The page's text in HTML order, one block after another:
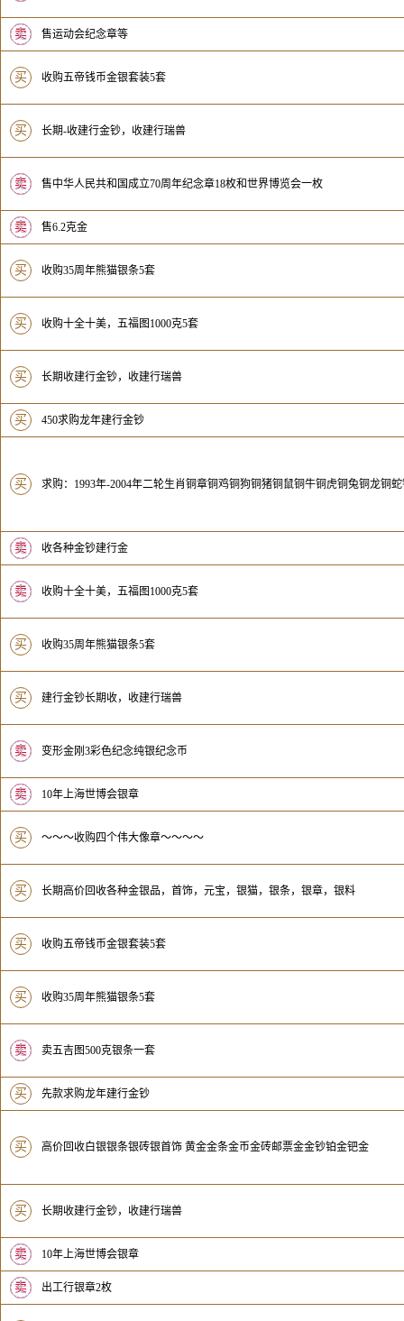
卖
无 售运动会纪念章等
买 收购五帝钱币金银套装5套
买 长期-收建行金钞，收建行瑞兽
卖
无 售中华人民共和国成立70周年纪念章18枚和世界博览会一枚
卖
无 售6.2克金
买 收购35周年熊猫银条5套
买 收购十全十美，五福图1000克5套
买 长期收建行金钞，收建行瑞兽
买 450求购龙年建行金钞
买 求购：1993年-2004年二轮生肖铜章铜鸡铜狗铜猪铜鼠铜牛铜虎铜兔铜龙铜蛇铜马铜羊铜猴第十一届亚运会特
卖
无 收各种金钞建行金
卖
无 收购十全十美，五福图1000克5套
买 收购35周年熊猫银条5套
买 建行金钞长期收，收建行瑞兽
卖
无 变形金刚3彩色纪念纯银纪念币
卖
无 10年上海世博会银章
买 ～～～收购四个伟大像章～～～～
买 长期高价回收各种金银品，首饰，元宝，银猫，银条，银章，银料
买 收购五帝钱币金银套装5套
买 收购35周年熊猫银条5套
卖
无 卖五吉图500克银条一套
买 先款求购龙年建行金钞
买 高价回收白银银条银砖银首饰 黄金金条金币金砖邮票金金钞铂金钯金
买 长期收建行金钞，收建行瑞兽
卖
无 10年上海世博会银章
卖
无 出工行银章2枚